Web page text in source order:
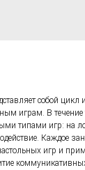
собой цикл
играм. В течение
типами игр: на
Каждое
игр и